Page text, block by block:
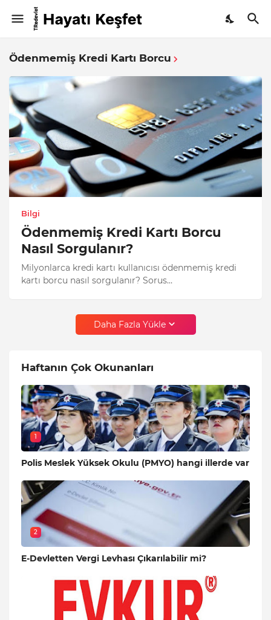
Ödenmemiş Kredi Kartı Borcu
Bilgi
Ödenmemiş Kredi Kartı Borcu
Nasıl Sorgulanır?
Milyonlarca kredi kartı kullanıcısı ödenmemiş kredi
kartı borcu nasıl sorgulanır? Sorus…
Daha Fazla Yükle
Haftanın Çok Okunanları
1
Polis Meslek Yüksek Okulu (PMYO) hangi illerde var
2
E-Devletten Vergi Levhası Çıkarılabilir mi?